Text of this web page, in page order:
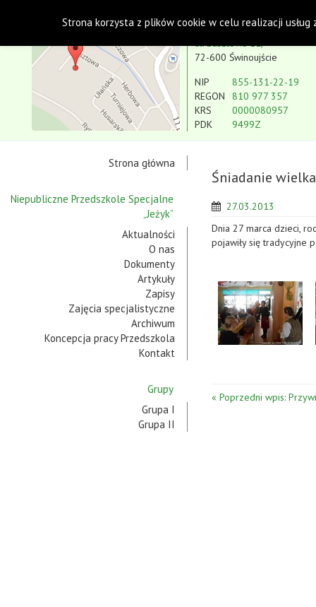
Koło w Świnoujściu
ul. Basztowa 11,
72-600 Świnoujście
NIP
REGON
KRS
PDK
855-131-22-19
810 977 357
0000080957
9499Z
Strona główna
Niepubliczne Przedszkole Specjalne
„Jeżyk”
Aktualności
O nas
Dokumenty
Artykuły
Zapisy
Zajęcia specjalistyczne
Archiwum
Koncepcja pracy Przedszkola
Kontakt
Grupy
Grupa I
Grupa II
Śniadanie
27.03.2013
Dnia 27 marca dzieci,
pojawiły się tradycyjne
« Poprzedni wpis:
Strona korzysta z plików cookie w celu realizacji usług